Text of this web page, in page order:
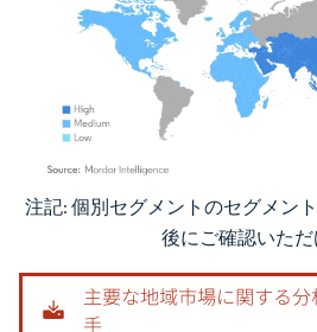
画像 © Mordor Intelligence。再利用にはCC
注記: 個別セグメントのセグメン
後にご確認いた